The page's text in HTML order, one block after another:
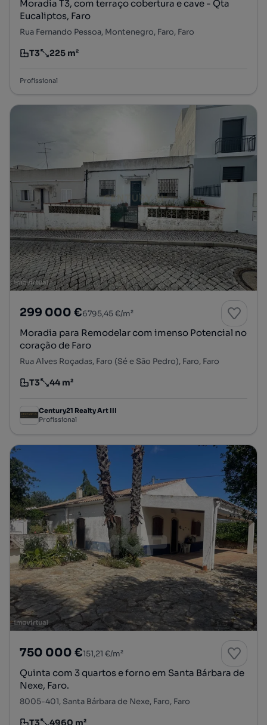
Moradia T3, com terraço cobertura e cave - Qta
Eucaliptos, Faro
Rua Fernando Pessoa, Montenegro, Faro, Faro
Tipologia
T3
Preço por metro quadrado
225 m²
Profissional
299 000 €6795,45 €/m²
Moradia para Remodelar com imenso Potencial no
coração de Faro
Rua Alves Roçadas, Faro (Sé e São Pedro), Faro, Faro
Tipologia
T3
Preço por metro quadrado
44 m²
Century21 Realty Art III
Profissional
750 000 €151,21 €/m²
Quinta com 3 quartos e forno em Santa Bárbara de
Nexe, Faro.
8005-401, Santa Bárbara de Nexe, Faro, Faro
T3 4960 m²